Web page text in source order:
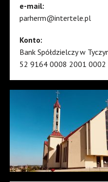
e-mail:
parherm@intertele.pl
Konto:
Bank Spółdzielczy w
52 9164 0008 2001